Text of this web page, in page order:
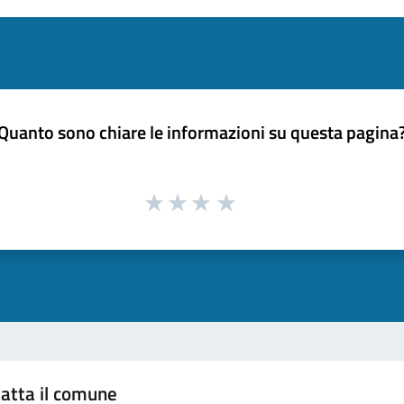
sono chiare le informazioni su questa
il comune